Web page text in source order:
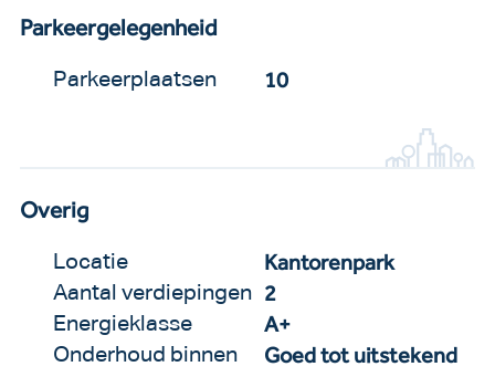
Parkeergelegenheid
Parkeerplaatsen 10
Overig
Locatie Kantorenpark
Aantal verdiepingen 2
Energieklasse A+
Onderhoud binnen Goed tot uitstekend